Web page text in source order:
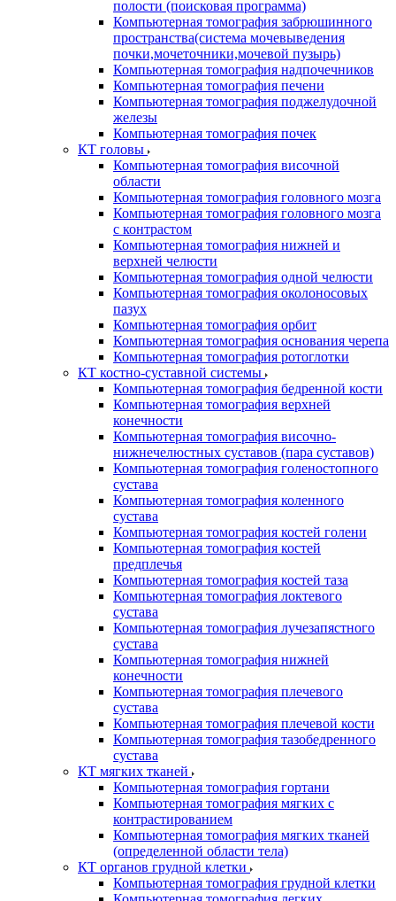
полости (поисковая программа)
Компьютерная томография забрюшинного
пространства(система мочевыведения
почки,мочеточники,мочевой пузырь)
Компьютерная томография надпочечников
Компьютерная томография печени
Компьютерная томография поджелудочной
железы
Компьютерная томография почек
КТ головы
Компьютерная томография височной
области
Компьютерная томография головного мозга
Компьютерная томография головного мозга
с контрастом
Компьютерная томография нижней и
верхней челюсти
Компьютерная томография одной челюсти
Компьютерная томография околоносовых
пазух
Компьютерная томография орбит
Компьютерная томография основания черепа
Компьютерная томография ротоглотки
КТ костно-суставной системы
Компьютерная томография бедренной кости
Компьютерная томография верхней
конечности
Компьютерная томография височно-
нижнечелюстных суставов (пара суставов)
Компьютерная томография голеностопного
сустава
Компьютерная томография коленного
сустава
Компьютерная томография костей голени
Компьютерная томография костей
предплечья
Компьютерная томография костей таза
Компьютерная томография локтевого
сустава
Компьютерная томография лучезапястного
сустава
Компьютерная томография нижней
конечности
Компьютерная томография плечевого
сустава
Компьютерная томография плечевой кости
Компьютерная томография тазобедренного
сустава
КТ мягких тканей
Компьютерная томография гортани
Компьютерная томография мягких с
контрастированием
Компьютерная томография мягких тканей
(определенной области тела)
КТ органов грудной клетки
Компьютерная томография грудной клетки